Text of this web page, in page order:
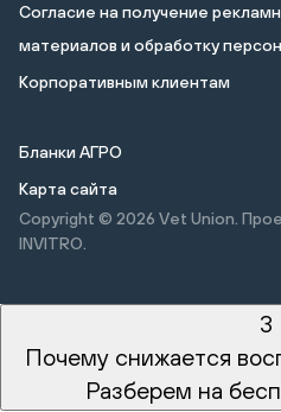
Cогласие на получение
материалов и обработку
Корпоративным клиентам
Бланки АГРО
Карта сайта
Copyright © 2026 Vet Union.
INVITRO.
3
Почему снижается
Разберем на